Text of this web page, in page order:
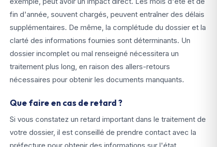
fin d'année, souvent chargés, peuvent entraîner des délais
supplémentaires. De même, la complétude du dossier et la
clarté des informations fournies sont déterminants. Un
dossier incomplet ou mal renseigné nécessitera un
traitement plus long, en raison des allers-retours
nécessaires pour obtenir les documents manquants.
Que faire en cas de retard ?
Si vous constatez un retard important dans le traitement de
votre dossier, il est conseillé de prendre contact avec la